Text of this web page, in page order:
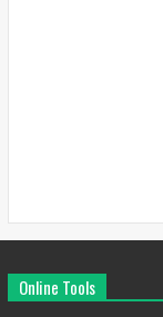
Online Tools